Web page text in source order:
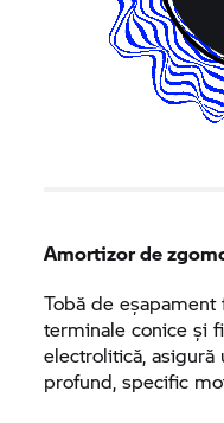
Amortizor de
Tobă de
terminale conice și
electrolitică,
profund, specific